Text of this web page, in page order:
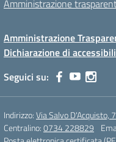
Amministrazione
Amministrazione
Dichiarazione di
Seguici su:
Indirizzo:Via Salvo D'Acquisto,
Centralino:0734 228829